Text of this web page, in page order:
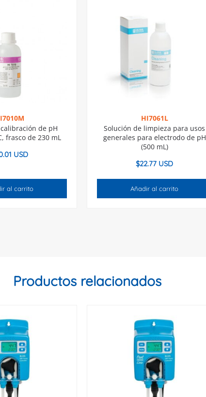
de pH
frasco de 230 mL
USD
al carrito
HI7061L
Solución de limpieza para usos
generales para electrodo de pH
(500 mL)
$22.77 USD
Añadir al carrito
Productos relacionados